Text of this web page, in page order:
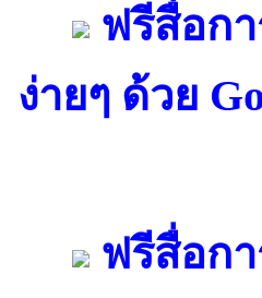
ฟรีสื่อก
ง่ายๆ ด้วย
ฟรีสื่อก